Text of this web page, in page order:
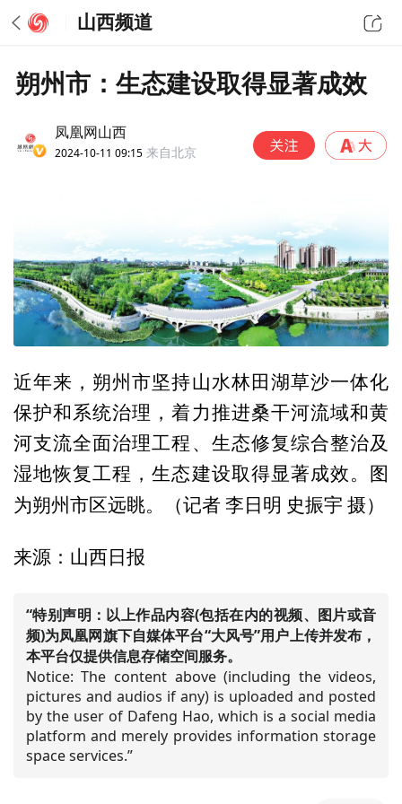
山西频道
朔州市：生态建设取得显著成效
凤凰网山西
2024-10-11 09:15 来自北京
近年来，朔州市坚持山水林田湖草沙一体化
保护和系统治理，着力推进桑干河流域和黄
河支流全面治理工程、生态修复综合整治及
湿地恢复工程，生态建设取得显著成效。图
为朔州市区远眺。（记者 李日明 史振宇 摄）
来源：山西日报
“特别声明：以上作品内容(包括在内的视频、图片或音
频)为凤凰网旗下自媒体平台“大风号”用户上传并发布，
本平台仅提供信息存储空间服务。
Notice: The content above (including the videos,
pictures and audios if any) is uploaded and posted
by the user of Dafeng Hao, which is a social media
platform and merely provides information storage
space services.”